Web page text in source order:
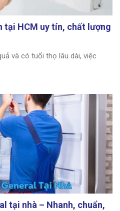
tại HCM uy tín, chất lượng
và có tuổi thọ lâu dài, việc
tại nhà – Nhanh, chuẩn,